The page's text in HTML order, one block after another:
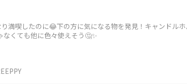
満喫したのに😂下の方に気になる物を発見！キャンドル
くても他に色々使えそう🤔✨